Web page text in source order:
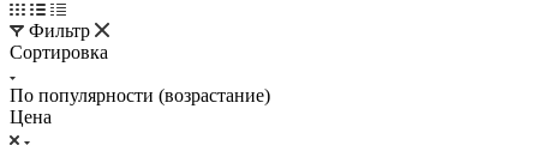
Фильтр
Сортировка
По популярности (возрастание)
Цена